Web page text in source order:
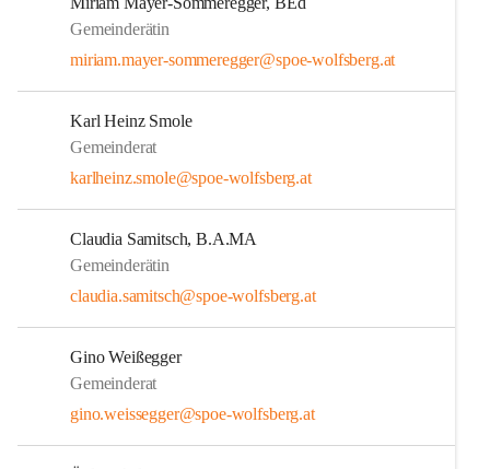
Gemeinderätin
miriam.mayer-sommeregger@spoe-wolfsberg.at
Karl Heinz Smole
Gemeinderat
karlheinz.smole@spoe-wolfsberg.at
Claudia Samitsch, B.A.MA
Gemeinderätin
claudia.samitsch@spoe-wolfsberg.at
Gino Weißegger
Gemeinderat
gino.weissegger@spoe-wolfsberg.at